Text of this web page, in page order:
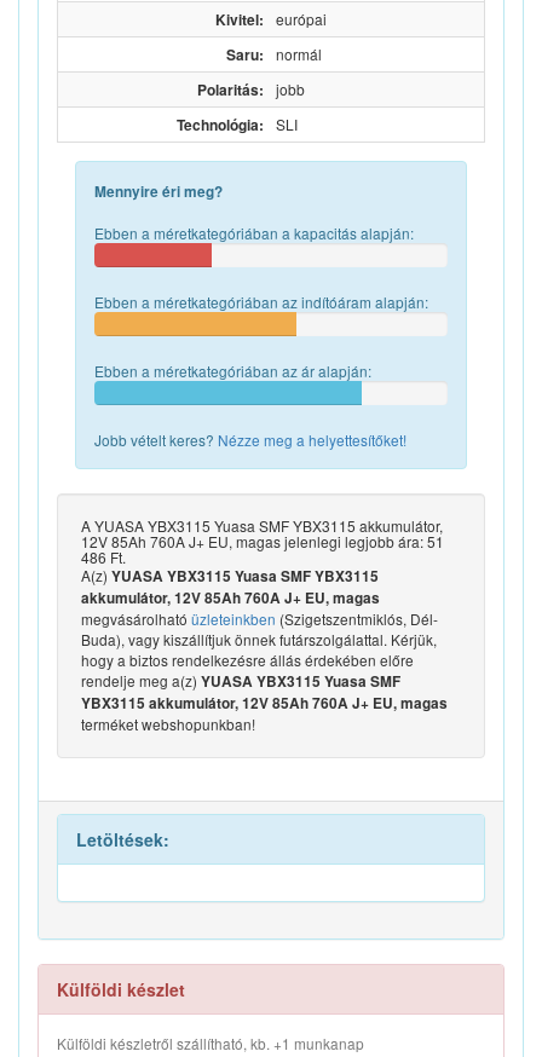
Kivitel: európai
Saru: normál
Polaritás: jobb
Technológia: SLI
Mennyire éri meg?
Ebben a méretkategóriában a kapacitás alapján:
Ebben a méretkategóriában az indítóáram alapján:
Ebben a méretkategóriában az ár alapján:
Jobb vételt keres? Nézze meg a helyettesítőket!
A YUASA YBX3115 Yuasa SMF YBX3115 akkumulátor,
12V 85Ah 760A J+ EU, magas jelenlegi legjobb ára: 51
486 Ft.
A(z) YUASA YBX3115 Yuasa SMF YBX3115
akkumulátor, 12V 85Ah 760A J+ EU, magas
megvásárolható üzleteinkben (Szigetszentmiklós, Dél-
Buda), vagy kiszállítjuk önnek futárszolgálattal. Kérjük,
hogy a biztos rendelkezésre állás érdekében előre
rendelje meg a(z) YUASA YBX3115 Yuasa SMF
YBX3115 akkumulátor, 12V 85Ah 760A J+ EU, magas
terméket webshopunkban!
Letöltések:
Külföldi készlet
Külföldi készletről szállítható, kb. +1 munkanap